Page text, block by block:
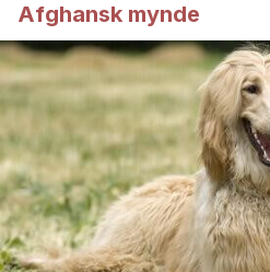
Afghansk mynde